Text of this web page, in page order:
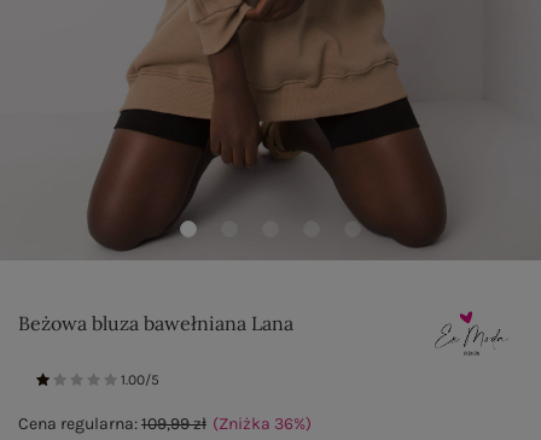
Beżowa bluza bawełniana Lana
1.00/5
Cena regularna:109,99 zł (Zniżka 36%)